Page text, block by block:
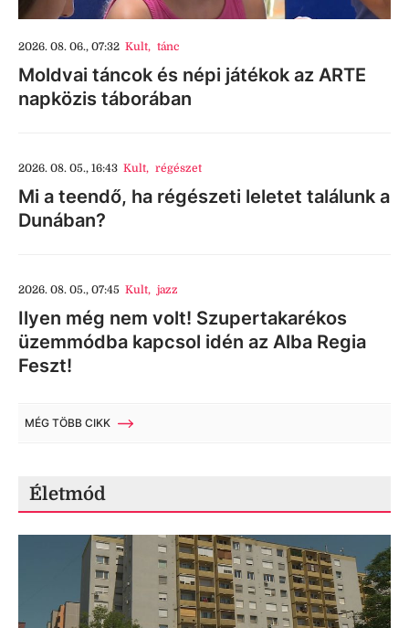
2026. 08. 06., 07:32 Kult, tánc
Moldvai táncok és népi játékok az ARTE
napközis táborában
2026. 08. 05., 16:43 Kult, régészet
Mi a teendő, ha régészeti leletet találunk a
Dunában?
2026. 08. 05., 07:45 Kult, jazz
Ilyen még nem volt! Szupertakarékos
üzemmódba kapcsol idén az Alba Regia
Feszt!
MÉG TÖBB CIKK
Életmód